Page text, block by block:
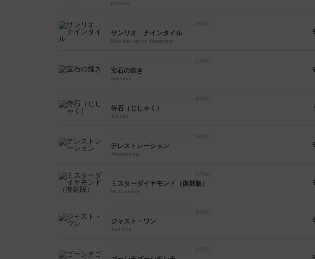
Pictures
サンリオ ナインタイル
Nine tiles sanrio characters
宝石の煌き
Splendor
侍石（じしゃく）
Jishaku
テレストレーション
Telestrations
ミスターダイヤモンド（復刻版）
Mr. Diamond
ジャスト・ワン
Just One